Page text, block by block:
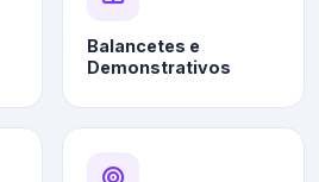
Balancetes e
Demonstrativos